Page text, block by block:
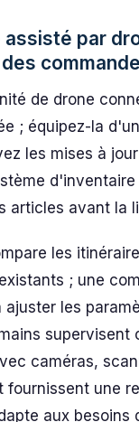
assisté par
de drone
; équipez-la
les mises à
articles avant la
les
; une
ajuster les
supervisent
caméras,
fournissent une
aux besoins